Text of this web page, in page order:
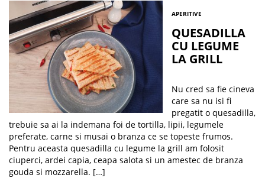
APERITIVE
QUESADILLA
CU LEGUME
LA GRILL
Nu cred sa fie cineva
care sa nu isi fi
pregatit o quesadilla,
trebuie sa ai la indemana foi de tortilla, lipii, legumele
preferate, carne si musai o branza ce se topeste frumos.
Pentru aceasta quesadilla cu legume la grill am folosit
ciuperci, ardei capia, ceapa salota si un amestec de branza
gouda si mozzarella. […]